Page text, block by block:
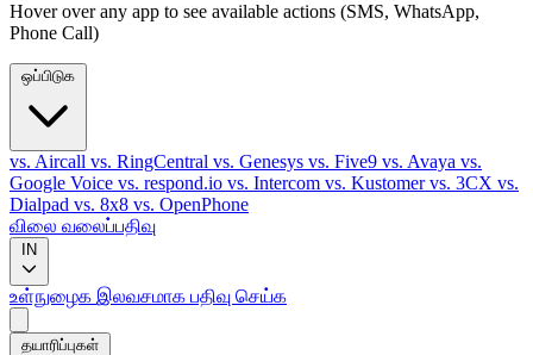
Hover over any app to see available actions (SMS, WhatsApp,
Phone Call)
vs. Aircall vs. RingCentral vs. Genesys vs. Five9 vs. Avaya vs.
Google Voice vs. respond.io vs. Intercom vs. Kustomervs. 3CX vs.
Dialpad vs. 8x8 vs. OpenPhone
விலை வலைப்பதிவு
IN
உள்நுழைக இலவசமாக பதிவு செய்க
தயாரிப்புகள்